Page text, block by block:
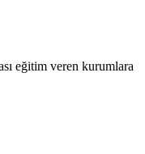
eğitim veren kurumlara